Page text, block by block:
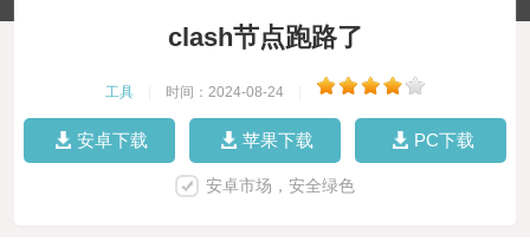
clash节点跑路了
工具 时间：2024-08-24
安卓下载 苹果下载 PC下载
安卓市场，安全绿色